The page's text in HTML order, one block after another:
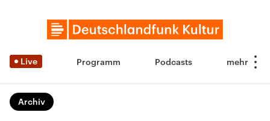
Live Programm Podcasts
Archiv